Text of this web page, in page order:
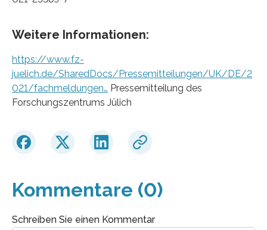
Weitere Informationen:
https://www.fz-
juelich.de/SharedDocs/Pressemitteilungen/UK/DE/2
021/fachmeldungen… Pressemitteilung des
Forschungszentrums Jülich
Kommentare (0)
Schreiben Sie einen Kommentar